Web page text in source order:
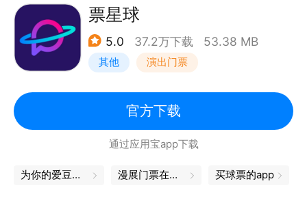
2、演出沟通群，即时聊天、组队一起看演出更方便。
3、用户可在发现频道看到本地的Livehouse和骨灰乐
迷，这些乐迷是资深用户。
4、用户可以选择不同城市的演出进行查询，也可以通
5、演出详情页和艺人Profile页可能会包含歌曲试听，
用户可以通过试听歌曲，去了解一场演出或者一位艺
人。试听的歌曲作为背景音乐播放，用户在试听歌曲的
同时也可以进行其他操作。用户可以随时使用系统自带
票星球
5.0 37.2万下载 53.38 MB
其他 演出门票
官方下载
通过应用宝app下载
为你的爱豆，打call吧 漫展门票在哪买 买球票的app